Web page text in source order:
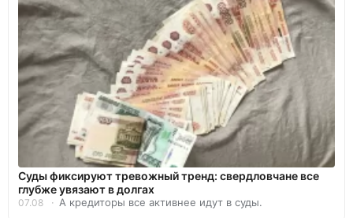
Суды фиксируют тревожный тренд: свердловчане все
глубже увязают в долгах
07.08 А кредиторы все активнее идут в суды.